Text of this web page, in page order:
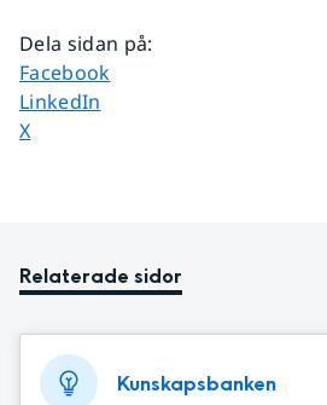
Dela sidan på:
Dela sidan på
Facebook
Dela sidan på
LinkedIn
Dela sidan på
X
Relaterade sidor
Kunskapsbanken